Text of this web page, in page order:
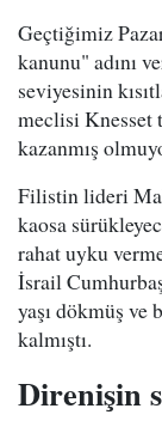
Geçtiğimiz
kanunu" adını
seviyesinin
meclisi Knesset
kazanmış
Filistin lideri
kaosa
rahat uyku
İsrail
yaşı dökmüş ve
kalmıştı.
Direnişin